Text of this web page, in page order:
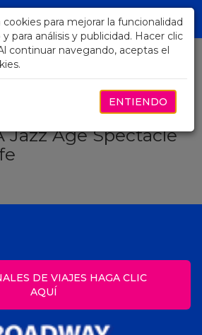
Great Gatsby on
Jazz Age Spectacle
para mejorar la funcionalidad
para análisis y publicidad. Hacer clic
continuar navegando, aceptas el
ENTIENDO
DE VIAJES HAGA CLIC
AQUÍ